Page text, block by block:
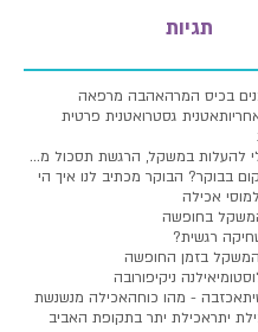
תגיות
בכיס המרהאהבה מרפאה
אטנית גסטרואטנית פרטית
איזה רגש גורם לי להעלות במשקל, הרגשת תסכול מעלייה
בבוקר? הבוקר מכתיב לנו איך הי
אכילה
בחופשה
רגשית?
בזמן החופשה
אילנה ניקיפורובה
אכזבה - מהו כוחהאכילה מנשנשת
יתראכילת יתר בתקופת האביב